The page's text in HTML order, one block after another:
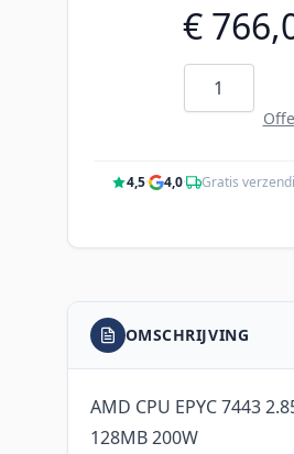
€
Aantal
4,5· 4,0· Gratis
OMSCHRIJVING
AMD CPU EPYC 7443
128MB 200W